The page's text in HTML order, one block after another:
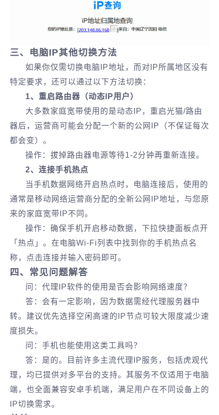
三、电脑IP其他切换方法
如果你仅需切换电脑IP地址，而对IP所属地区没有
特定要求，还可以通过以下方法切换：
1、重启路由器（动态IP用户）
大多数家庭宽带使用的是动态IP，重启光猫/路由
器后，运营商可能会分配一个新的公网IP（不保证每次
都会变）。
操作：拔掉路由器电源等待1-2分钟再重新连接。
2、连接手机热点
当手机数据网络开启热点时，电脑连接后，使用的
通常是移动网络运营商分配的全新公网IP地址，与您原
来的家庭宽带IP不同。
操作：确保手机开启移动数据，下拉快捷面板点开
「热点」。在电脑Wi-Fi列表中找到你的手机热点名
称，点击连接并输入密码即可。
四、常见问题解答
问：代理IP软件的使用是否会影响网络速度？
答：会有一定影响，因为数据需经代理服务器中
转。建议优先选择空闲高速的IP节点可较大限度减少速
度损失。
问：手机也能使用这类工具吗？
答：是的。目前许多主流代理IP服务，包括虎观代
理，均已提供对多平台的支持。其服务不仅适用于电脑
端，也全面兼容安卓手机端，满足用户在不同设备上的
IP切换需求。